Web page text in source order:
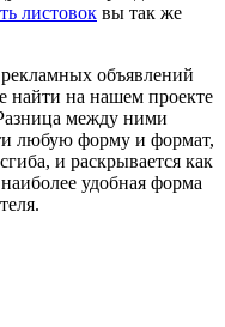
листовок вы так же
объявлений
найти на нашем проекте
между ними
любую форму и формат,
и раскрывается как
удобная форма